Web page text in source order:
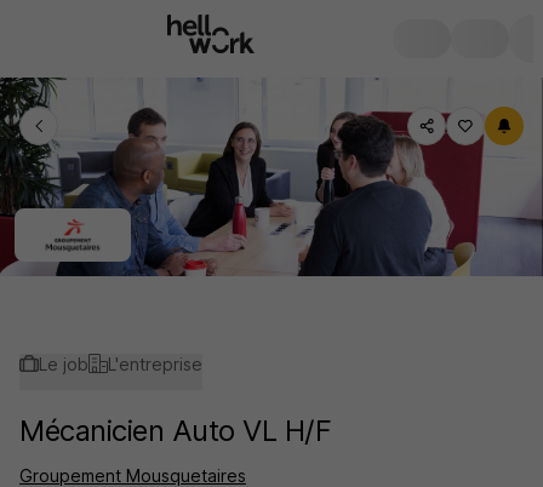
Le job L'entreprise
Mécanicien Auto VL H/F
Groupement Mousquetaires